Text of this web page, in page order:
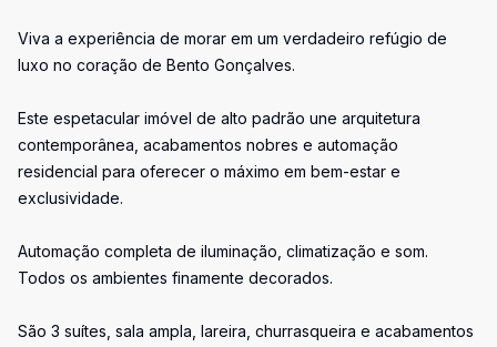
Viva a experiência de morar em um verdadeiro refúgio de
luxo no coração de Bento Gonçalves.
Este espetacular imóvel de alto padrão une arquitetura
contemporânea, acabamentos nobres e automação
residencial para oferecer o máximo em bem-estar e
exclusividade.
Automação completa de iluminação, climatização e som.
Todos os ambientes finamente decorados.
São 3 suítes, sala ampla, lareira, churrasqueira e acabamentos